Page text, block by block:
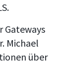
Gateways
Michael
über